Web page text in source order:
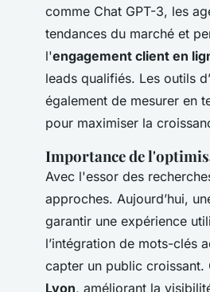
comme Chat GPT-3, les
tendances du marché et
l'engagement client en
leads qualifiés. Les outils d’
également de mesurer en
pour maximiser la
Importance de
Avec l'essor des
approches. Aujourd’hui,
garantir une expérience
l’intégration de mots-clés
capter un public croissant.
Lyon, améliorant la